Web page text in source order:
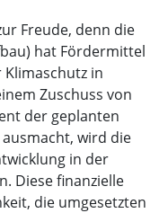
Freude, denn die
hat Fördermittel
in
Zuschuss von
der geplanten
wird die
in der
Diese finanzielle
die umgesetzten